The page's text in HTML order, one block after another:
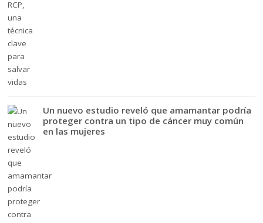
Un nuevo estudio reveló que amamantar podría
proteger contra un tipo de cáncer muy común
en las mujeres